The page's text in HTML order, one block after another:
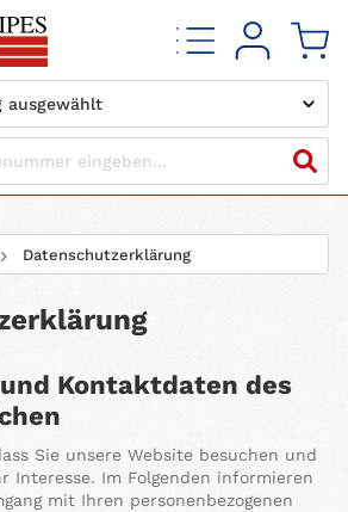
Datenschutzerklärung
Kontaktdaten des
Sie unsere Website besuchen und
Interesse. Im Folgenden informieren
mit Ihren personenbezogenen